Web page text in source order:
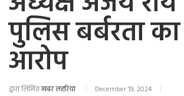
पुलिस बर्बरता
आरोप
द्वारा लिखितखबर लहरिया December 19, 2024